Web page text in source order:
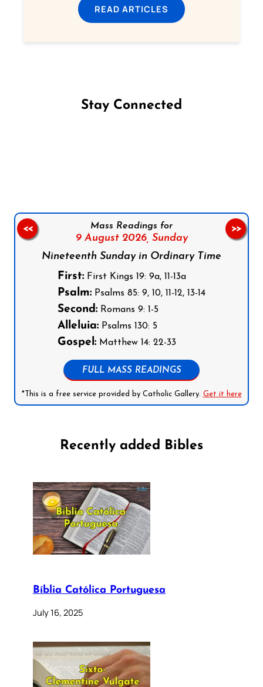
READ ARTICLES
Stay Connected
Mass Readings for
9 August 2026, Sunday
Nineteenth Sunday in Ordinary Time
First: First Kings 19: 9a, 11-13a
Psalm: Psalms 85: 9, 10, 11-12, 13-14
Second: Romans 9: 1-5
Alleluia: Psalms 130: 5
Gospel: Matthew 14: 22-33
FULL MASS READINGS
*This is a free service provided by Catholic Gallery. Get it here
<< >>
Recently added Bibles
Bíblia Católica Portuguesa
July 16, 2025